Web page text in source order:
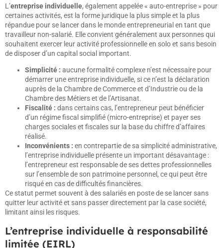
L’entreprise individuelle, également appelée « auto-entreprise » pour
certaines activités, est la forme juridique la plus simple et la plus
répandue pour se lancer dans le monde entrepreneurial en tant que
travailleur non-salarié. Elle convient généralement aux personnes qui
souhaitent exercer leur activité professionnelle en solo et sans besoin
de disposer d’un capital social important.
Simplicité : aucune formalité complexe n’est nécessaire pour
démarrer une entreprise individuelle, si ce n’est la déclaration
auprès de la Chambre de Commerce et d’Industrie ou de la
Chambre des Métiers et de l’Artisanat.
Fiscalité : dans certains cas, l’entrepreneur peut bénéficier
d’un régime fiscal simplifié (micro-entreprise) et payer ses
charges sociales et fiscales sur la base du chiffre d’affaires
réalisé.
Inconvénients : en contrepartie de sa simplicité administrative,
l’entreprise individuelle présente un important désavantage :
l’entrepreneur est responsable de ses dettes professionnelles
sur l’ensemble de son patrimoine personnel, ce qui peut être
risqué en cas de difficultés financières.
Ce statut permet souvent à des salariés en poste de se lancer sans
quitter leur activité et sans passer directement par la case société,
limitant ainsi les risques.
L’entreprise individuelle à responsabilité
limitée (EIRL)